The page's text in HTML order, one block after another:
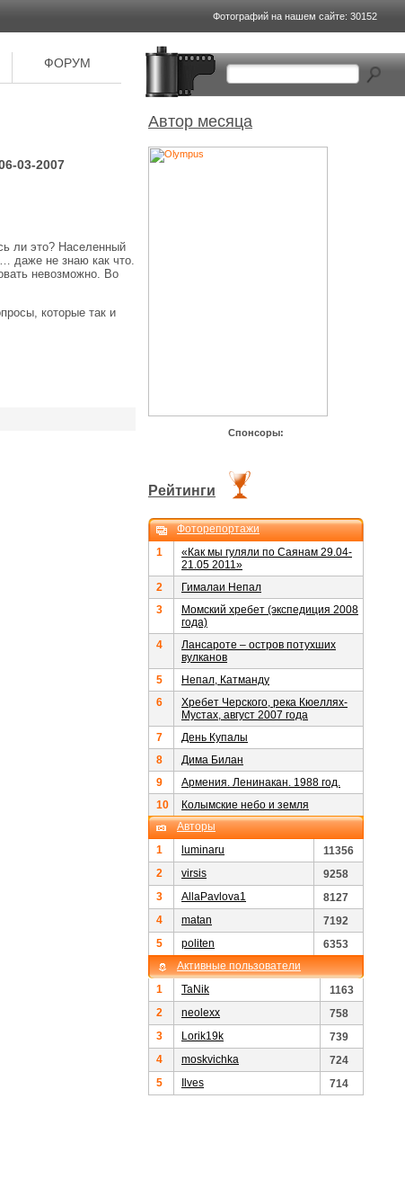
Фотографий на нашем сайте: 30152
ФОРУМ
Автор месяца
03-2007
ли это? Населенный
даже не знаю как что.
невозможно. Во
которые так и
Спонсоры:
Рейтинги
Фоторепортажи
1
«Как мы гуляли по Саянам 29.04-
21.05 2011»
2
Гималаи Непал
3
Момский хребет (экспедиция 2008
года)
4
Лансароте – остров потухших
вулканов
5
Непал, Катманду
6
Хребет Черского, река Кюеллях-
Мустах, август 2007 года
7
День Купалы
8
Дима Билан
9
Армения. Ленинакан. 1988 год.
10
Колымские небо и земля
Авторы
1
luminaru
11356
2
virsis
9258
3
AllaPavlova1
8127
4
matan
7192
5
politen
6353
Активные пользователи
1
TaNik
1163
2
neolexx
758
3
Lorik19k
739
4
moskvichka
724
5
Ilves 714